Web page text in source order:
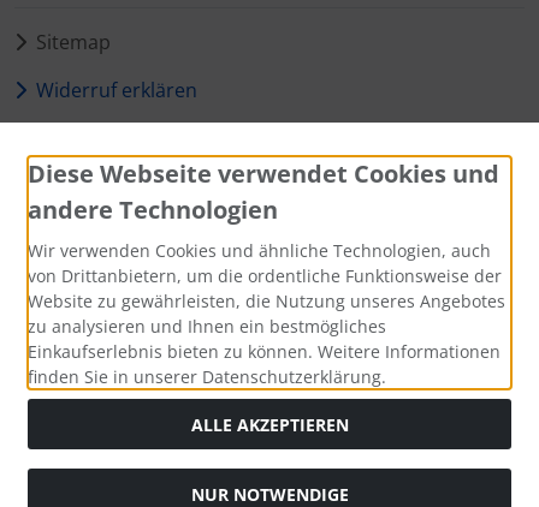
Sitemap
Widerruf erklären
Zahlungsmethoden
Social Media
durchgestrichenen Preise entsprechen dem bisherigen Preis
bei reichsbräu.de - Das Kultbier bekannt auf Funk und
Diese Webseite verwendet Cookies und
andere Technologien
Wir verwenden Cookies und ähnliche Technologien, auch
von Drittanbietern, um die ordentliche Funktionsweise der
Website zu gewährleisten, die Nutzung unseres Angebotes
zu analysieren und Ihnen ein bestmögliches
Einkaufserlebnis bieten zu können. Weitere Informationen
finden Sie in unserer Datenschutzerklärung.
ALLE AKZEPTIEREN
NUR NOTWENDIGE